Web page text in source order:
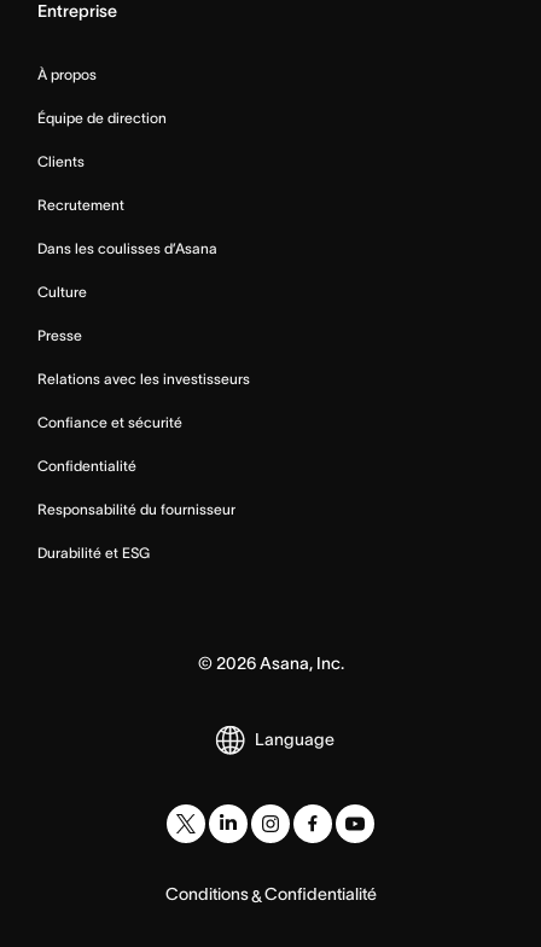
Entreprise
À propos
Équipe de direction
Clients
Recrutement
Dans les coulisses d’Asana
Culture
Presse
Relations avec les investisseurs
Confiance et sécurité
Confidentialité
Responsabilité du fournisseur
Durabilité et ESG
© 2026Asana, Inc.
Language
Conditions&Confidentialité